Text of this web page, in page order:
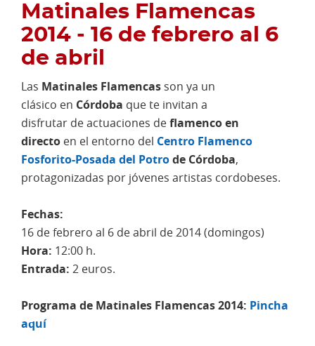
Matinales Flamencas
2014 - 16 de febrero al 6
de abril
Las Matinales Flamencas son ya un
clásico en Córdoba que te invitan a
disfrutar de actuaciones deflamencoen
directo en el entorno del Centro Flamenco
Fosforito-Posada del Potrode Córdoba,
protagonizadas por jóvenes artistas cordobeses.
Fechas:
16 de febrero al 6 de abril de 2014 (domingos)
Hora: 12:00 h.
Entrada: 2 euros.
Programa de Matinales Flamencas 2014: Pincha
aquí